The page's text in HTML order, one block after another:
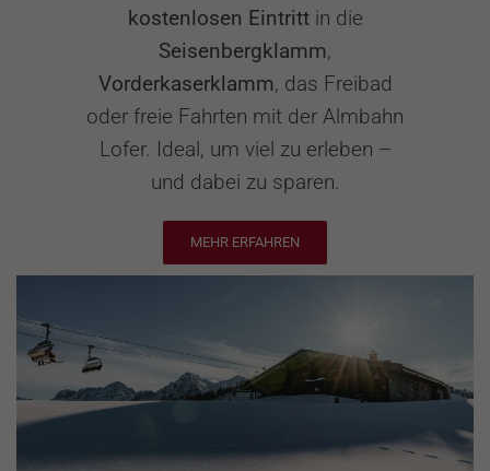
kostenlosen Eintrittin die
Seisenbergklamm,
Vorderkaserklamm, das Freibad
oder freie Fahrten mit der Almbahn
Lofer. Ideal, um viel zu erleben –
und dabei zu sparen.
MEHR ERFAHREN